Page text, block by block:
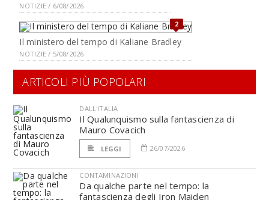
NOTIZIE / 6/08/2026
2
Il ministero del tempo di Kaliane Bradley
NOTIZIE / 5/08/2026
ARTICOLI PIÙ POPOLARI
DALL'ITALIA
Il Qualunquismo sulla fantascienza di
Mauro Covacich
LEGGI 26/07/2026
CONTAMINAZIONI
Da qualche parte nel tempo: la
fantascienza degli Iron Maiden